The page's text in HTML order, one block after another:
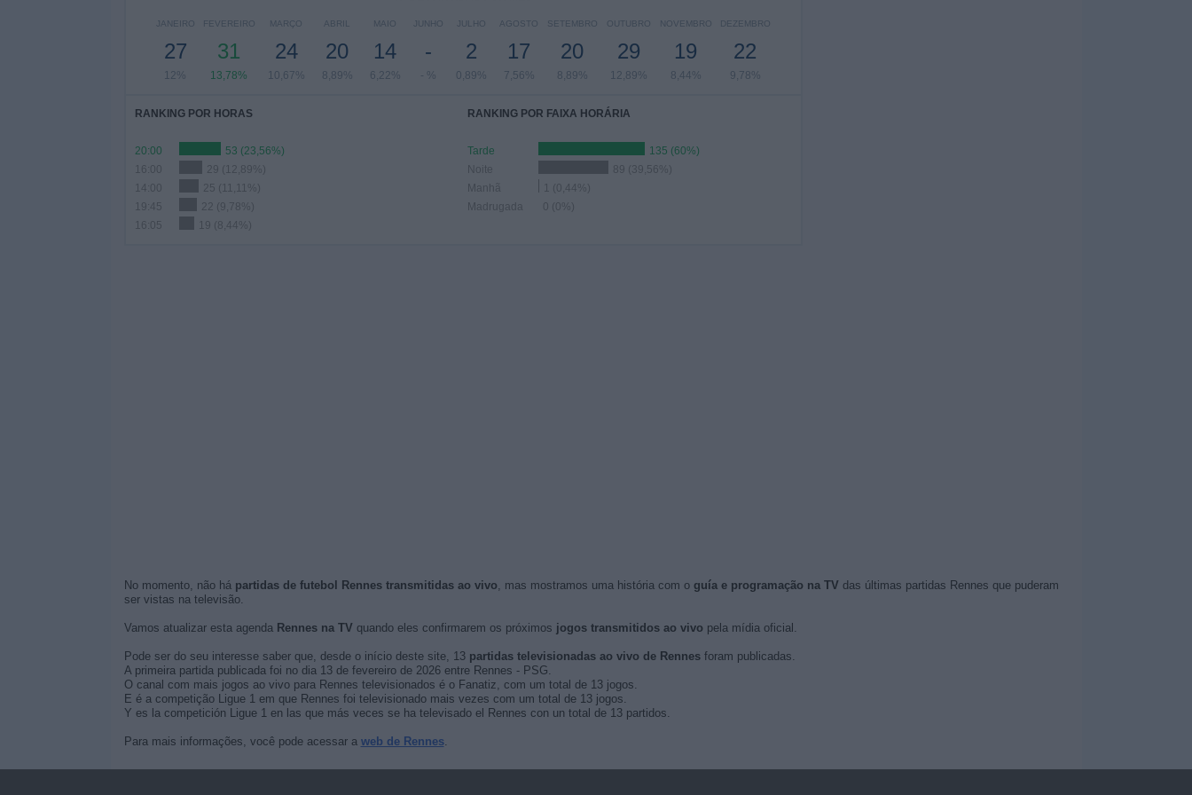
JANEIRO
27
12%
FEVEREIRO
31
13,78%
MARÇO
24
10,67%
ABRIL
20
8,89%
MAIO
14
6,22%
JUNHO
-
- %
JULHO
2
0,89%
AGOSTO
17
7,56%
SETEMBRO
20
8,89%
OUTUBRO
29
12,89%
NOVEMBRO
19
8,44%
DEZEMBRO
22
9,78%
RANKING POR HORAS
20:00
53 (23,56%)
16:00
29 (12,89%)
25 (11,11%)
19:45
22 (9,78%)
16:05
19 (8,44%)
RANKING POR FAIXA HORÁRIA
Tarde
135 (60%)
Noite
89 (39,56%)
Manhã
1 (0,44%)
Madrugada
0 (0%)
No momento, não há partidas de futebol Rennes transmitidas ao vivo, mas mostramos uma história com o guía e programação na TV das últimas partidas Rennes que puderam
ser vistas na televisão.
Vamos atualizar esta agenda Rennes na TV quando eles confirmarem os próximos jogos transmitidos ao vivo pela mídia oficial.
Pode ser do seu interesse saber que, desde o início deste site, 13 partidas televisionadas ao vivo de Rennesforam publicadas.
A primeira partida publicada foi no dia 13 de fevereiro de 2026 entre Rennes - PSG.
O canal com mais jogos ao vivo para Rennes televisionados é o Fanatiz, com um total de 13 jogos.
E é a competição Ligue 1 em que Rennes foi televisionado mais vezes com um total de 13 jogos.
Y es la competición Ligue 1 en las que más veces se ha televisado el Rennes con un total de 13 partidos.
Para mais informações, você pode acessar a web de Rennes.